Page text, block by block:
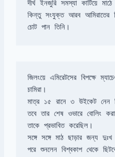
কিন্তু সংযুক্ত আরব আমিরাতের
চোট পান তিনি।
জিলংয়ে এমিরেটসের বিপক্ষে
চামিরা।
মাত্র ১৫ রানে ৩ উইকেট নেন
তবে তার শেষ ওভারে বোলিং
তাকে প্রভাবিত করেছিল।
সঙ্গে সঙ্গে মাঠ ছাড়ার জন্য